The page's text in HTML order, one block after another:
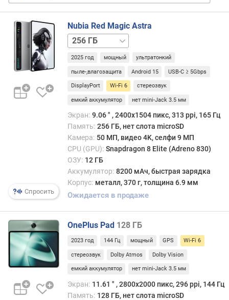
у
ч
а
я
с
л
а
ж
д
е
н
и
я
W
Спросить
Nubia Red Magic Astra
512 ГБ
1 ТБ
2025 год мощный ультратонкий
пыле-,влагозащита Android 15 USB-C ≥ 5Gbps
DisplayPort Wi-Fi 6 стереозвук
емкий аккумулятор нет mini-Jack 3.5 мм
Экран: 9.06 ″ , 2400x1504 пикс, 313 ppi, 165 Гц
Память: 256 ГБ, нет слота microSD
Камера: 50 МП, видео 4K, селфи 9 МП
CPU (GPU): Snapdragon 8 Elite (Adreno 830)
ОЗУ: 12 ГБ
Аккумулятор: 8200 мАч, быстрая зарядка
Корпус: металл, 370 г, толщина 6.9 мм
Ожидается в продаже
OnePlus Pad 128 ГБ
2023 год 144 Гц мощный GPS Wi-Fi 6
стереозвук Dolby Atmos Dolby Vision
емкий аккумулятор нет mini-Jack 3.5 мм
Экран: 11.61 ″ , 2800x2000 пикс, 296 ppi, 144 Гц
Память: 128 ГБ, нет слота microSD